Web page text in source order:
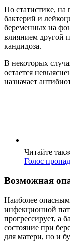
По статистике, на
бактерий и
беременных на
влиянием другой
кандидоза.
В некоторых
остается
назначает
Читайте
Голос
Возможная
Наиболее опасным
инфекционной
прогрессирует, а
состояние при
для матери, но и